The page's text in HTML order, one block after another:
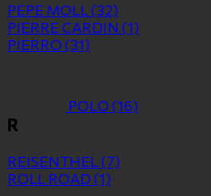
PEPE MOLL(32)
PIERRE CARDIN (1)
PIERRO (31)
POLO (16)
R
REISENTHEL(7)
ROLL ROAD (1)